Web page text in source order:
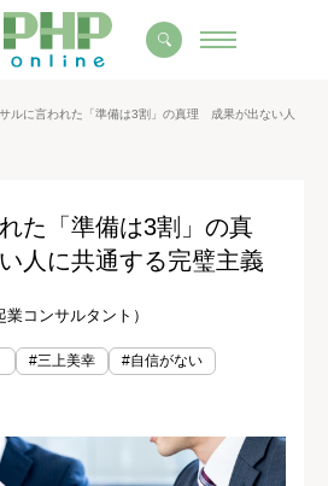
ルに言われた「準備は3割」の真理 成果が出ない人
た「準備は3割」の真
人に共通する完璧主義
コンサルタント）
#三上美幸 #自信がない